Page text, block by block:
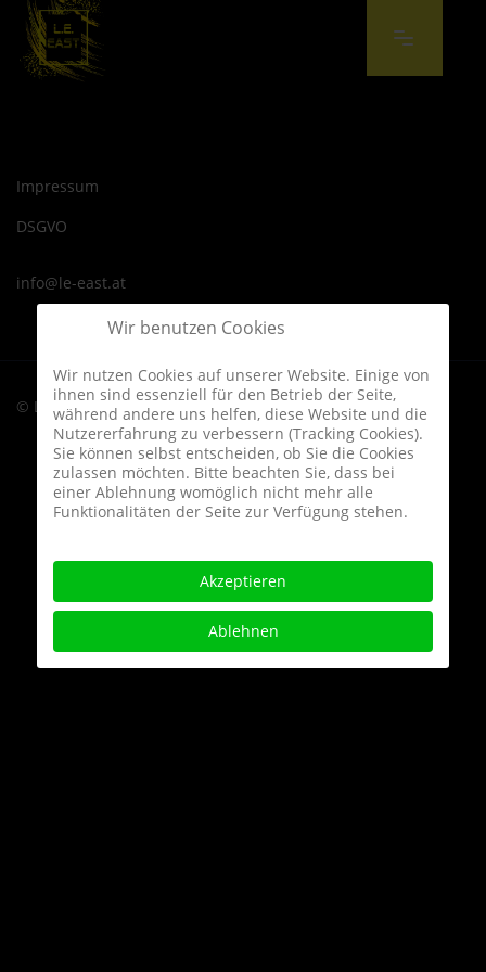
Impressum
DSGVO
info@le-east.at
© L.E. East
Wir benutzen Cookies
Wir nutzen Cookies auf unserer Website. Einige von
ihnen sind essenziell für den Betrieb der Seite,
während andere uns helfen, diese Website und die
Nutzererfahrung zu verbessern (Tracking Cookies).
Sie können selbst entscheiden, ob Sie die Cookies
zulassen möchten. Bitte beachten Sie, dass bei
einer Ablehnung womöglich nicht mehr alle
Funktionalitäten der Seite zur Verfügung stehen.
Akzeptieren
Ablehnen